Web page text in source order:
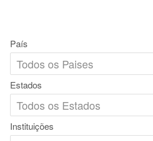
País
Estados
Instituições